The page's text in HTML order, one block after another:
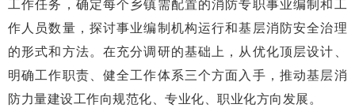
作人员数量，探讨事业编制机构运行和基层消防安全治理
的形式和方法。在充分调研的基础上，从优化顶层设计、
明确工作职责、健全工作体系三个方面入手，推动基层消
防力量建设工作向规范化、专业化、职业化方向发展。